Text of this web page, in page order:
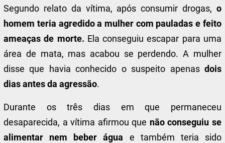
Segundo relato da vítima, após consumir drogas, o
homem teria agredido a mulher com pauladas e feito
ameaças de morte. Ela conseguiu escapar para uma
área de mata, mas acabou se perdendo. A mulher
disse que havia conhecido o suspeito apenas dois
dias antes da agressão.
Durante os três dias em que permaneceu
desaparecida, a vítima afirmou que não conseguiu se
alimentar nem beber água e também teria sido